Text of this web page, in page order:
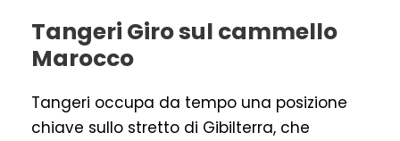
Tangeri Giro sul cammello
Marocco
Tangeri occupa da tempo una posizione
chiave sullo stretto di Gibilterra, che